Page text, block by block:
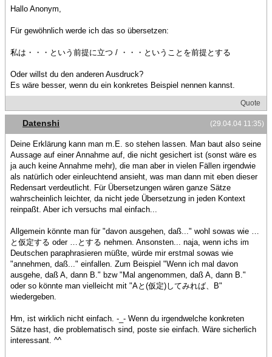
Hallo Anonym,
Für gewöhnlich werde ich das so übersetzen:
私は・・・という前提に立つ / ・・・ということを前提とする
Oder willst du den anderen Ausdruck?
Es wäre besser, wenn du ein konkretes Beispiel nennen kannst.
Quote
(29.04.04 11:35)
Datenshi
Deine Erklärung kann man m.E. so stehen lassen. Man baut also seine
Aussage auf einer Annahme auf, die nicht gesichert ist (sonst wäre es
ja auch keine Annahme mehr), die man aber in vielen Fällen irgendwie
als natürlich oder einleuchtend ansieht, was man dann mit eben dieser
Redensart verdeutlicht. Für Übersetzungen wären ganze Sätze
wahrscheinlich leichter, da nicht jede Übersetzung in jeden Kontext
reinpaßt. Aber ich versuchs mal einfach...
Allgemein könnte man für "davon ausgehen, daß..." wohl sowas wie …
と仮定する oder …とする nehmen. Ansonsten... naja, wenn ichs im
Deutschen paraphrasieren müßte, würde mir erstmal sowas wie
"annehmen, daß..." einfallen. Zum Beispiel "Wenn ich mal davon
ausgehe, daß A, dann B." bzw "Mal angenommen, daß A, dann B."
oder so könnte man vielleicht mit "Aと(仮定)してみれば、B"
wiedergeben.
Hm, ist wirklich nicht einfach. -_- Wenn du irgendwelche konkreten
Sätze hast, die problematisch sind, poste sie einfach. Wäre sicherlich
interessant. ^^